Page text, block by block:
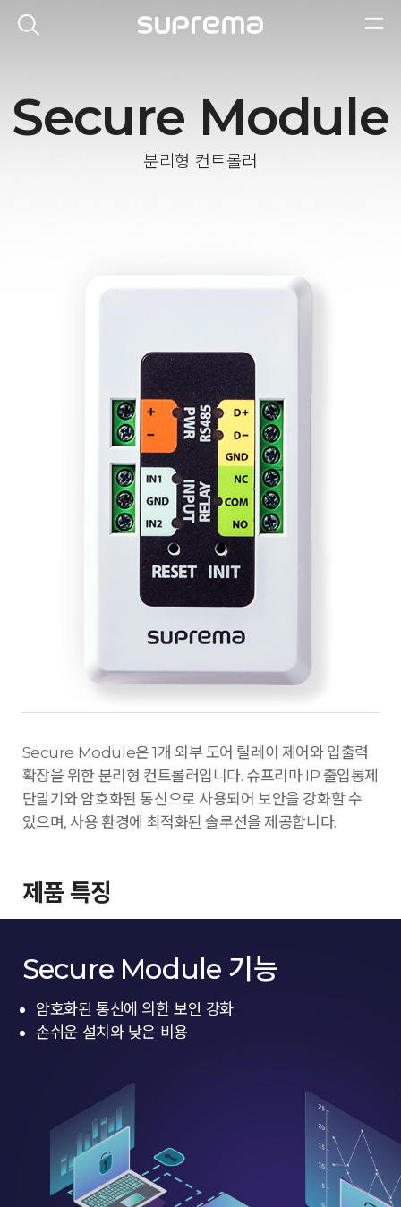
Secure Module
분리형 컨트롤러
Secure Module은 1개 외부 도어 릴레이 제어와 입출력
확장을 위한 분리형 컨트롤러입니다. 슈프리마 IP 출입통제
단말기와 암호화된 통신으로 사용되어 보안을 강화할 수
있으며, 사용 환경에 최적화된 솔루션을 제공합니다.
제품 특징
Secure Module 기능
암호화된 통신에 의한 보안 강화
손쉬운 설치와 낮은 비용